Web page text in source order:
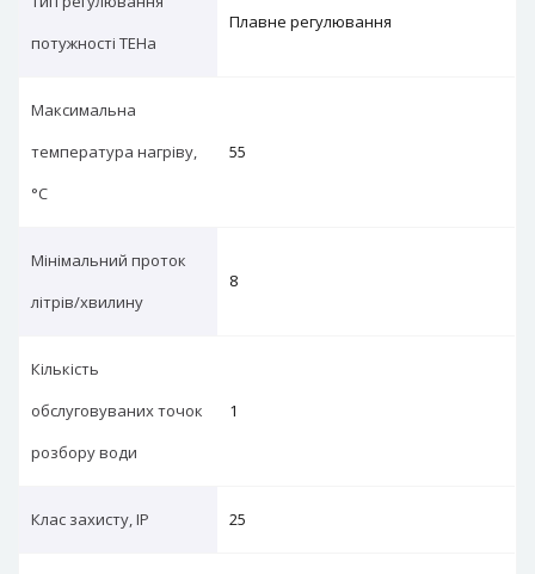
потужності ТЕНа
Плавне регулювання
Максимальна
температура нагріву,
°С
55
Мінімальний проток
літрів/хвилину
8
Кількість
обслуговуваних точок
розбору води
1
Клас захисту, IP 25